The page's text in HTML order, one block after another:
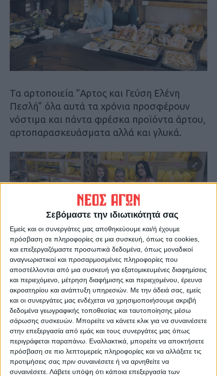
Σεβόμαστε την ιδιωτικότητά σας
Εμείς και οι συνεργάτες μας αποθηκεύουμε και/ή έχουμε
πρόσβαση σε πληροφορίες σε μια συσκευή, όπως τα cookies,
και επεξεργαζόμαστε προσωπικά δεδομένα, όπως μοναδικοί
αναγνωριστικοί και προσαρμοσμένες πληροφορίες που
αποστέλλονται από μια συσκευή για εξατομικευμένες διαφημίσεις
και περιεχόμενο, μέτρηση διαφήμισης και περιεχομένου, έρευνα
ακροατηρίου και ανάπτυξη υπηρεσιών. Με την άδειά σας, εμείς
και οι συνεργάτες μας ενδέχεται να χρησιμοποιήσουμε ακριβή
δεδομένα γεωγραφικής τοποθεσίας και ταυτοποίησης μέσω
σάρωσης συσκευών. Μπορείτε να κάνετε κλικ για να συναινέσετε
στην επεξεργασία από εμάς και τους συνεργάτες μας όπως
περιγράφεται παραπάνω. Εναλλακτικά, μπορείτε να αποκτήσετε
πρόσβαση σε πιο λεπτομερείς πληροφορίες και να αλλάξετε τις
προτιμήσεις σας πριν συναινέσετε ή να αρνηθείτε να
συναινέσετε. Λάβετε υπόψη ότι κάποια επεξεργασία των
Τα αρτοποιεία “Αρτος και Γεύση Ελένη
Πεσλή” όλα αυτά τα χρόνια προσφέρουν
νόστιμα και πάντα φρέσκα προϊόντα άρτου,
αρτοπαρασκευάσματα αλλά και γλυκά.
Διεύθυνση και προσωπικό της επιχείρησης
προσηλωμένοι στην παράδοση και την
ποιότητα, στοχεύουν στην απόλυτη
ικανοποίηση των πελατών τους,
προσφέροντας εξαιρετικά προϊόντα, με
άψογη εξυπηρέτηση σε ένα ευχάριστο και
άνετο περιβάλλον. Τα τρία καταστήματα
βρίσκονται: Πατρόκλου 11, Ιεχεκιήλ και Α.
Παπανδρέου, Βασιαρδάνη και Μ.
Αλεξάνδρου.